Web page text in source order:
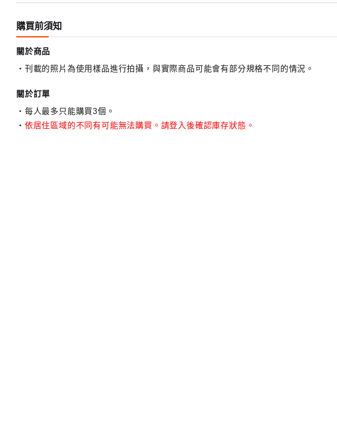
購買前須知
關於商品
刊載的照片為使用樣品進行拍攝，與實際商品可能會有部分規格不同的情況。
關於訂單
每人最多只能購買3個。
依居住區域的不同有可能無法購買。請登入後確認庫存狀態。